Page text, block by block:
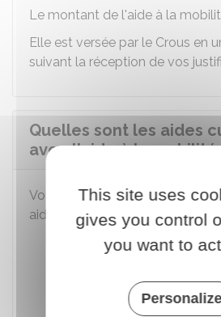
Le montant de l'aide à la
Elle est versée par le Crous en
suivant la réception de vos
Quelles sont les aides
avec l'aide à la mobilité
Vous pouvez cumuler l'aide à
aides suivantes :
Bourse Talents
Aide spécifique
This site uses
gives you control
you want to
Personalize